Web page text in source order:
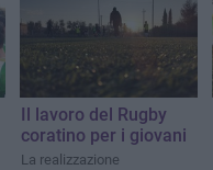
Il lavoro del Rugby
coratino per i giovani
La realizzazione